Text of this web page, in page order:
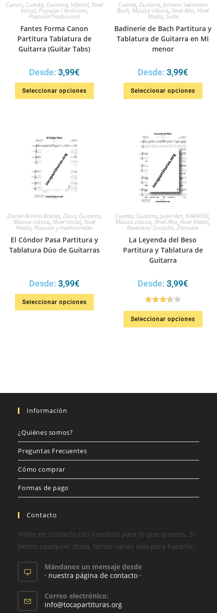
Canon, Cuerda, Guitarra, Infantil, Nivel
Inicial, Popular / Anónimo,
Popular/Tradicional
Fantes Forma Canon
Partitura Tablatura de
Guitarra (Guitar Tabs)
Desde: 3,99€
Seleccionar opciones
Cuerda, Guitarra, Johann Sebastian
Bach, Música clásica, Nivel Alto, Nivel
Medio, Suite
Badinerie de Bach Partitura y
Tablatura de Guitarra en Mi
menor
Desde: 3,99€
Seleccionar opciones
Daniel Alomía Robles, Dúos, Guitarra,
Música clásica, Nivel Inicial, Nivel
Medio, Popular y tradicionales
El Cóndor Pasa Partitura y
Tablatura Dúo de Guitarras
Desde: 3,99€
Seleccionar opciones
Cuerda, Guitarra, Juan Vert, KARAOKE,
Música clásica, Nivel Alto, Nivel Medio,
Reveriano Soutullo, Zarzuela
La Leyenda del Beso
Partitura y Tablatura de
Guitarra
Desde: 3,99€
Valorado
en3.50
Seleccionar opciones
Información
¿Quiénes somos?
Preguntas Frecuentes
Cómo comprar
Formas de pago
Contacto
Ponte en contacto con nosotros para lo que quieras. Si
tienes cualquier duda, tienes varias vías para hacerlo:
Mándanos un mensaje desde
· nuestra página de contacto ·
Correo electrónico:
info@tocapartituras.org